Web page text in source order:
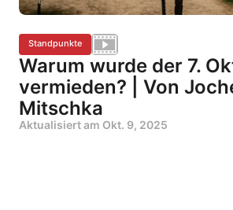
Standpunkte
Warum wurde der 7.
vermieden? | Von
Mitschka
Aktualisiert am Okt. 9, 2025